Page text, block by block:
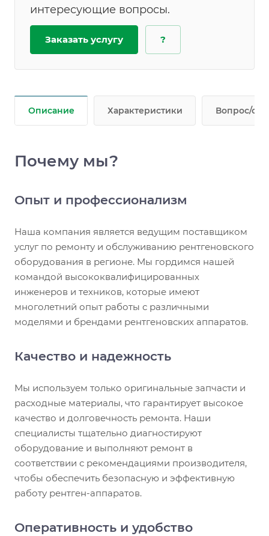
интересующие вопросы.
Заказать услугу ?
Описание Характеристики Вопрос/
Почему мы?
Опыт и профессионализм
Наша компания является ведущим поставщиком
услуг по ремонту и обслуживанию рентгеновского
оборудования в регионе. Мы гордимся нашей
командой высококвалифицированных
инженеров и техников, которые имеют
многолетний опыт работы с различными
моделями и брендами рентгеновских аппаратов.
Качество и надежность
Мы используем только оригинальные запчасти и
расходные материалы, что гарантирует высокое
качество и долговечность ремонта. Наши
специалисты тщательно диагностируют
оборудование и выполняют ремонт в
соответствии с рекомендациями производителя,
чтобы обеспечить безопасную и эффективную
работу рентген-аппаратов.
Оперативность и удобство